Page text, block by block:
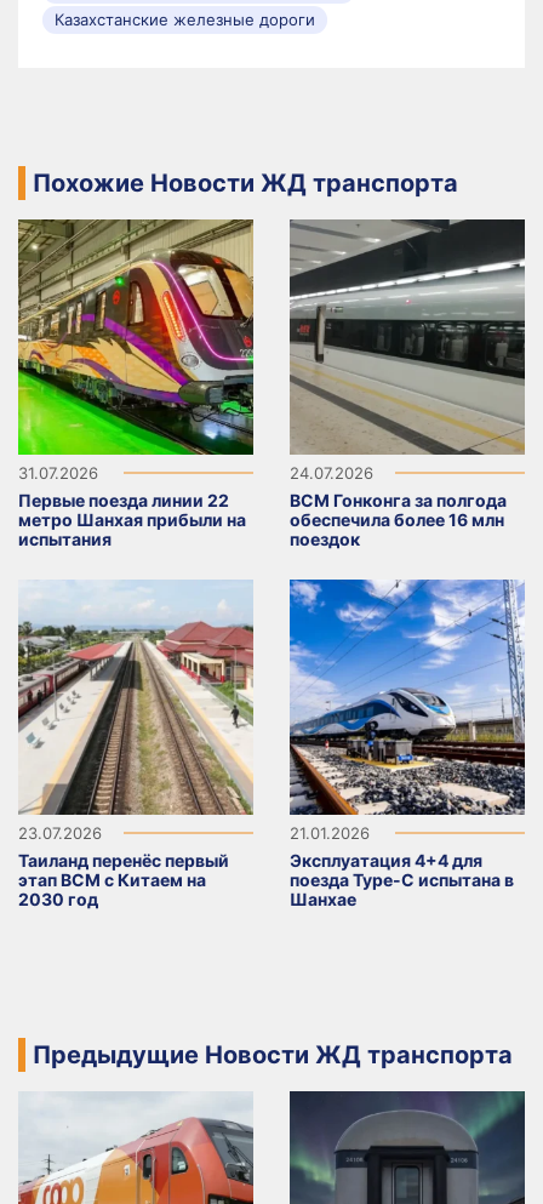
Казахстанские железные дороги
Похожие Новости ЖД транспорта
31.07.2026
Первые поезда линии 22
метро Шанхая прибыли на
испытания
24.07.2026
ВСМ Гонконга за полгода
обеспечила более 16 млн
поездок
23.07.2026
Таиланд перенёс первый
этап ВСМ с Китаем на
2030 год
21.01.2026
Эксплуатация 4+4 для
поезда Type-C испытана в
Шанхае
Предыдущие Новости ЖД транспорта